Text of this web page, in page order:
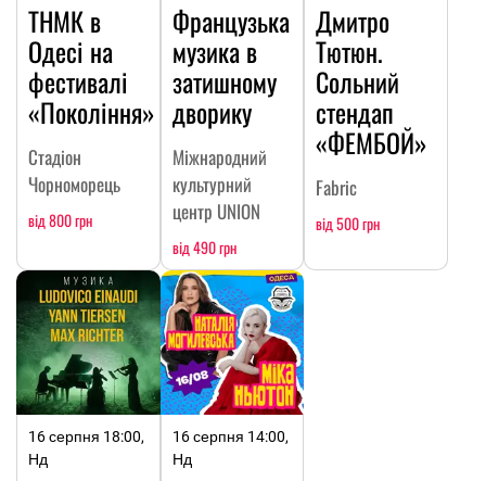
ТНМК в
Одесі на
фестивалі
«Покоління»
Стадіон
Чорноморець
від 800 грн
Французька
музика в
затишному
дворику
Міжнародний
культурний
центр UNION
від 490 грн
Дмитро
Тютюн.
Сольний
стендап
«ФЕМБОЙ»
Fabric
від 500 грн
16 серпня 18:00,
Нд
16 серпня 14:00,
Нд